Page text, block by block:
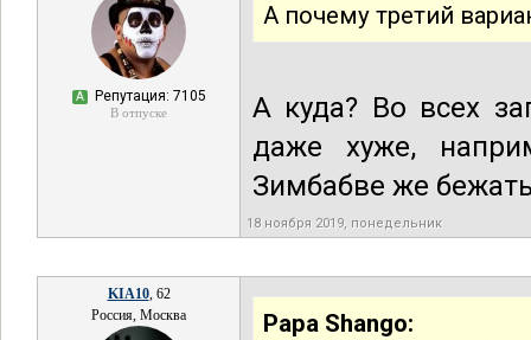
А Репутация: 7105
В отпуске
А почему третий
А куда? Во всех
даже хуже,
Зимбабве же
18 ноября 2019, понедельник
KIA10, 62
Россия, Москва
Papa Shango: